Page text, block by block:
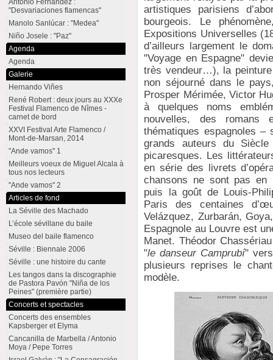
artistiques parisiens
bourgeois. Le
Expositions Universelles
d’ailleurs largement le
"Voyage en Espagne"
très vendeur…), la peinture
non séjourné dans le
Prosper Mérimée, Victor
à quelques noms
nouvelles, des
thématiques espagnoles
grands auteurs du
picaresques. Les
en série des livrets
chansons ne sont pas en
puis la goût de Louis-
Paris des centaines
Velázquez, Zurbarán,
Espagnole au Louvre est
Manet. Théodor
"le danseur Camprubí"
plusieurs reprises le
modèle.
Antonio Fernández :
"Desvariaciones flamencas"
Manolo Sanlúcar : "Medea"
Niño Josele : "Paz"
Agenda
Agenda
Galerie
Hernando Viñes
René Robert : deux jours au XXXe
Festival Flamenco de Nîmes -
carnet de bord
XXVI Festival Arte Flamenco /
Mont-de-Marsan, 2014
"Ande vamos" 1
Meilleurs voeux de Miguel Alcala à
tous nos lecteurs
"Ande vamos" 2
Articles de fond
La Séville des Machado
L’école sévillane du baile
Museo del baile flamenco
Séville : Biennale 2006
Séville : une histoire du cante
Les tangos dans la discographie
de Pastora Pavón "Niña de los
Peines" (première partie)
Concerts et spectacles
Concerts des ensembles
Kapsberger et Elyma
Cancanilla de Marbella / Antonio
Moya / Pepe Torres